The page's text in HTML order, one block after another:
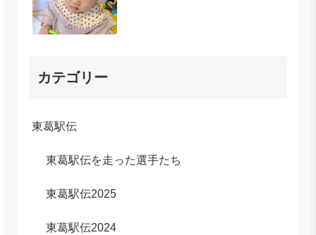
カテゴリー
東葛駅伝
東葛駅伝を走った選手たち
東葛駅伝2025
東葛駅伝2024